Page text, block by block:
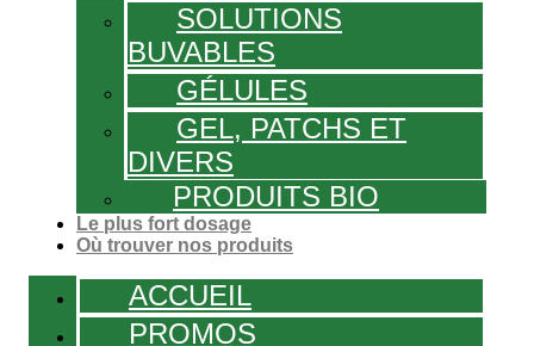
SOLUTIONS
BUVABLES
GÉLULES
GEL, PATCHS ET
DIVERS
PRODUITS BIO
Le plus fort dosage
Où trouver nos produits
ACCUEIL
PROMOS